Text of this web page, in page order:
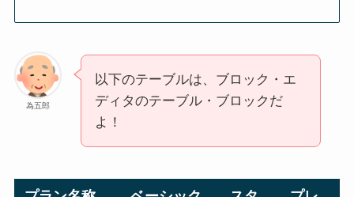
為五郎
以下のテーブルは、ブロック・エ
ディタのテーブル・ブロックだ
よ！